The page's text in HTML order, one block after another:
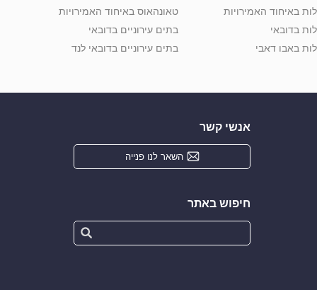
באיחוד האמירויות
בדובאי
באבו דאבי
טאונהאוס באיחוד האמירויות
בתים עירוניים בדובאי
בתים עירוניים בדובאי לנד
אנשי קשר
השאר לנו פנייה
חיפוש באתר